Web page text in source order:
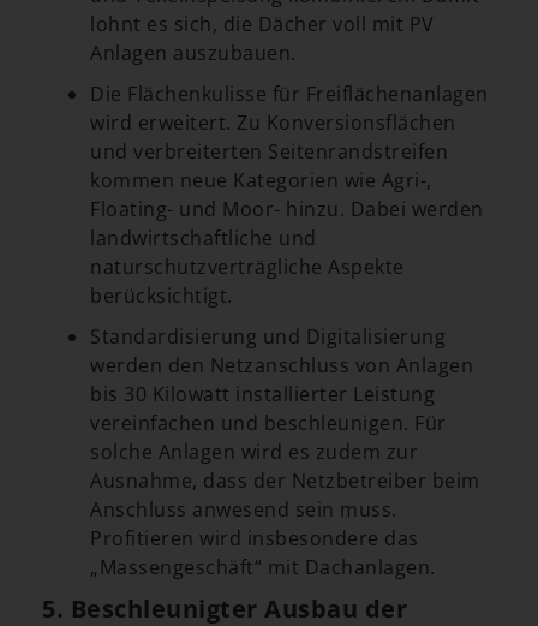
lohnt es sich, die Dächer voll mit PV
Anlagen auszubauen.
Die Flächenkulisse für Freiflächenanlagen
wird erweitert. Zu Konversionsflächen
und verbreiterten Seitenrandstreifen
kommen neue Kategorien wie Agri-,
Floating- und Moor- hinzu. Dabei werden
landwirtschaftliche und
naturschutzverträgliche Aspekte
berücksichtigt.
Standardisierung und Digitalisierung
werden den Netzanschluss von Anlagen
bis 30 Kilowatt installierter Leistung
vereinfachen und beschleunigen. Für
solche Anlagen wird es zudem zur
Ausnahme, dass der Netzbetreiber beim
Anschluss anwesend sein muss.
Profitieren wird insbesondere das
„Massengeschäft“ mit Dachanlagen.
5. Beschleunigter Ausbau der